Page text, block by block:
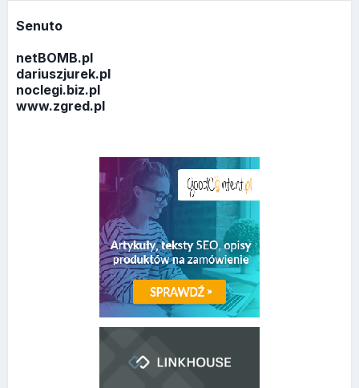
Senuto
netBOMB.pl
dariuszjurek.pl
noclegi.biz.pl
www.zgred.pl